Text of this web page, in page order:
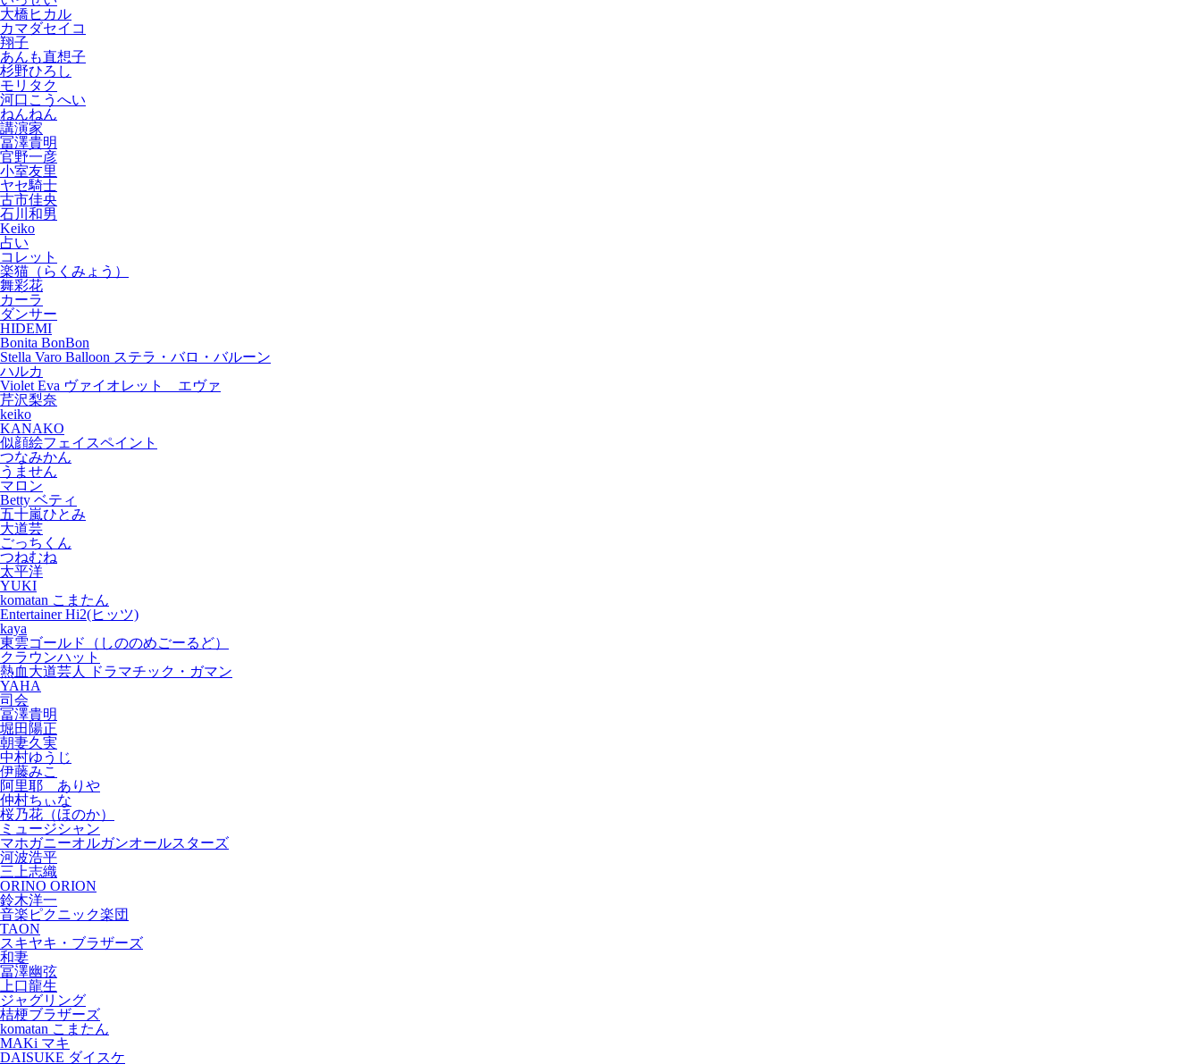
大橋ヒカル
カマダセイコ
翔子
あんも直想子
杉野ひろし
モリタク
河口こうへい
ねんねん
講演家
冨澤貴明
官野一彦
小室友里
ヤセ騎士
古市佳央
石川和男
Keiko
占い
コレット
楽猫（らくみょう）
舞彩花
カーラ
ダンサー
HIDEMI
Bonita BonBon
Stella Varo Balloon ステラ・バロ・バルーン
ハルカ
Violet Eva ヴァイオレット エヴァ
芹沢梨奈
keiko
KANAKO
似顔絵フェイスペイント
つなみかん
うません
マロン
Betty ベティ
五十嵐ひとみ
大道芸
ごっちくん
つねむね
太平洋
YUKI
komatan こまたん
Entertainer Hi2(ヒッツ)
kaya
東雲ゴールド（しののめごーるど）
クラウンハット
熱血大道芸人 ドラマチック・ガマン
YAHA
司会
冨澤貴明
堀田陽正
朝妻久実
中村ゆうじ
伊藤みこ
阿里耶 ありや
仲村ちぃな
桜乃花（ほのか）
ミュージシャン
マホガニーオルガンオールスターズ
河波浩平
三上志織
ORINO ORION
鈴木洋一
音楽ピクニック楽団
TAON
スキヤキ・ブラザーズ
和妻
冨澤幽弦
上口龍生
ジャグリング
桔梗ブラザーズ
komatan こまたん
MAKi マキ
DAISUKE ダイスケ